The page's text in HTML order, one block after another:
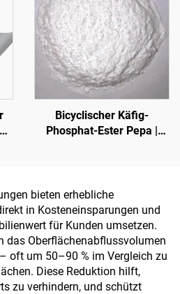
Bicyclischer Käfig-
Phosphat-Ester Pepa |
bieten erhebliche
in Kosteneinsparungen und
für Kunden umsetzen.
das Oberflächenabflussvolumen
oft um 50–90 % im Vergleich zu
Diese Reduktion hilft,
zu verhindern, und schützt